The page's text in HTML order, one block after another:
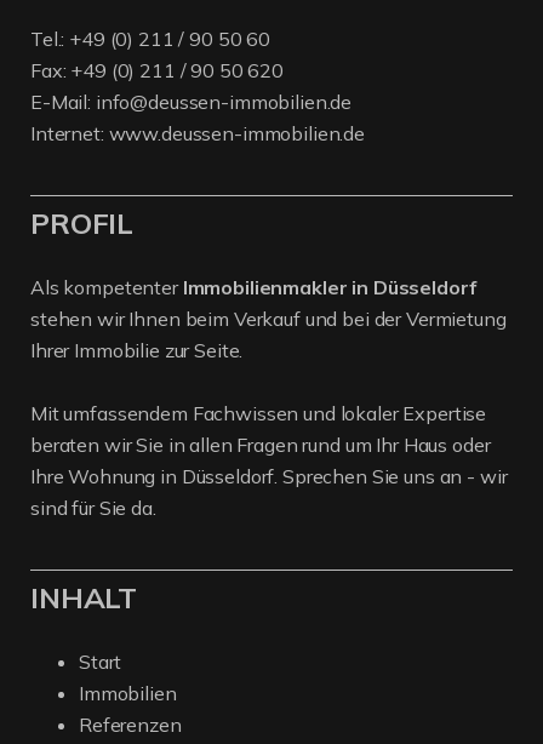
Tel.: +49 (0) 211 / 90 50 60
Fax: +49 (0) 211 / 90 50 620
E-Mail: info@deussen-immobilien.de
Internet: www.deussen-immobilien.de
PROFIL
Als kompetenter Immobilienmakler in Düsseldorf
stehen wir Ihnen beim Verkauf und bei der Vermietung
Ihrer Immobilie zur Seite.
Mit umfassendem Fachwissen und lokaler Expertise
beraten wir Sie in allen Fragen rund um Ihr Haus oder
Ihre Wohnung in Düsseldorf. Sprechen Sie uns an - wir
sind für Sie da.
INHALT
Start
Immobilien
Referenzen